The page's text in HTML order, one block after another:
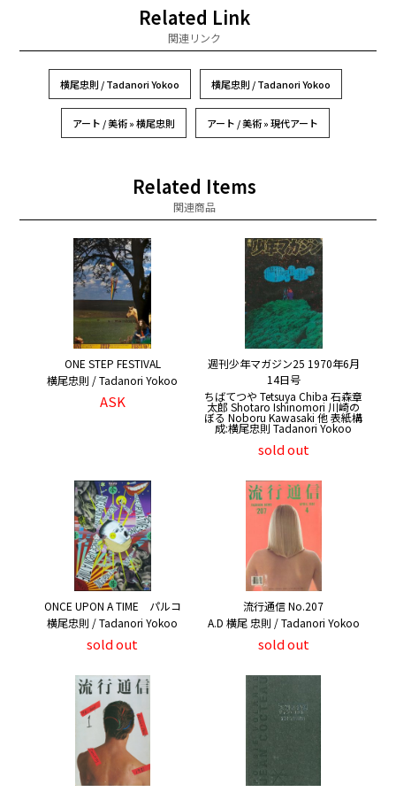
Related Link
関連リンク
横尾忠則 / Tadanori Yokoo 横尾忠則 / Tadanori Yokoo
アート / 美術 » 横尾忠則 アート / 美術 » 現代アート
Related Items
関連商品
ONE STEP FESTIVAL
横尾忠則 / Tadanori Yokoo
ASK
週刊少年マガジン25 1970年6月
14日号
ちばてつや Tetsuya Chiba 石森章
太郎 Shotaro Ishinomori 川崎の
ぼる Noboru Kawasaki 他 表紙構
成:横尾忠則 Tadanori Yokoo
sold out
ONCE UPON A TIME パルコ
横尾忠則 / Tadanori Yokoo
sold out
流行通信 No.207
A.D 横尾 忠則 / Tadanori Yokoo
sold out